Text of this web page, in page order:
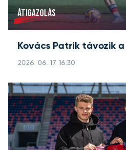
ÁTIGAZOLÁS
Kovács Patrik távozik
2026. 06. 17. 16:30